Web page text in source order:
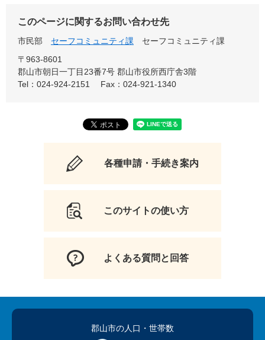
このページに関するお問い合わせ先
市民部 セーフコミュニティ課
セーフコミュニティ課
〒963-8601
郡山市朝日一丁目23番7号 郡山市役所西庁舎3階
Tel：024-924-2151
Fax：024-921-1340
各種申請・手続き案内
このサイトの使い方
よくある質問と回答
郡山市の人口 ・世帯数